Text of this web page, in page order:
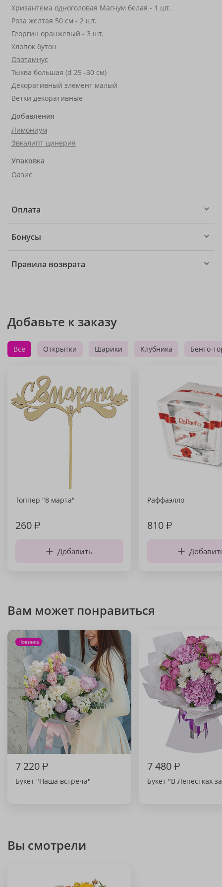
Хризантема одноголовая Магнум белая - 1 шт.
Роза желтая 50 см - 2 шт.
Георгин оранжевый - 3 шт.
Хлопок бутон
Озотамнус
Тыква большая (d 25 -30 см)
Декоративный элемент малый
Ветки декоративные
Добавления
Лимониум
Эвкалипт цинерия
Упаковка
Оазис
Оплата
Бонусы
Правила возврата
Добавьте к заказу
Все Открытки Шарики Клубника Бенто-
Топпер "8 марта"
260₽
Добавить
Раффаэлло
810₽
Вам может понравиться
Новинка
7 220₽
Букет "Наша встреча"
7 480₽
Букет "В Лепестках
Вы смотрели